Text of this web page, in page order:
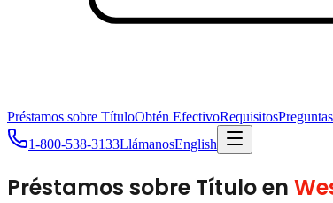
Préstamos sobre TítuloObtén EfectivoRequisitos
1-800-538-3133LlámanosEnglish
Préstamos sobre Título en